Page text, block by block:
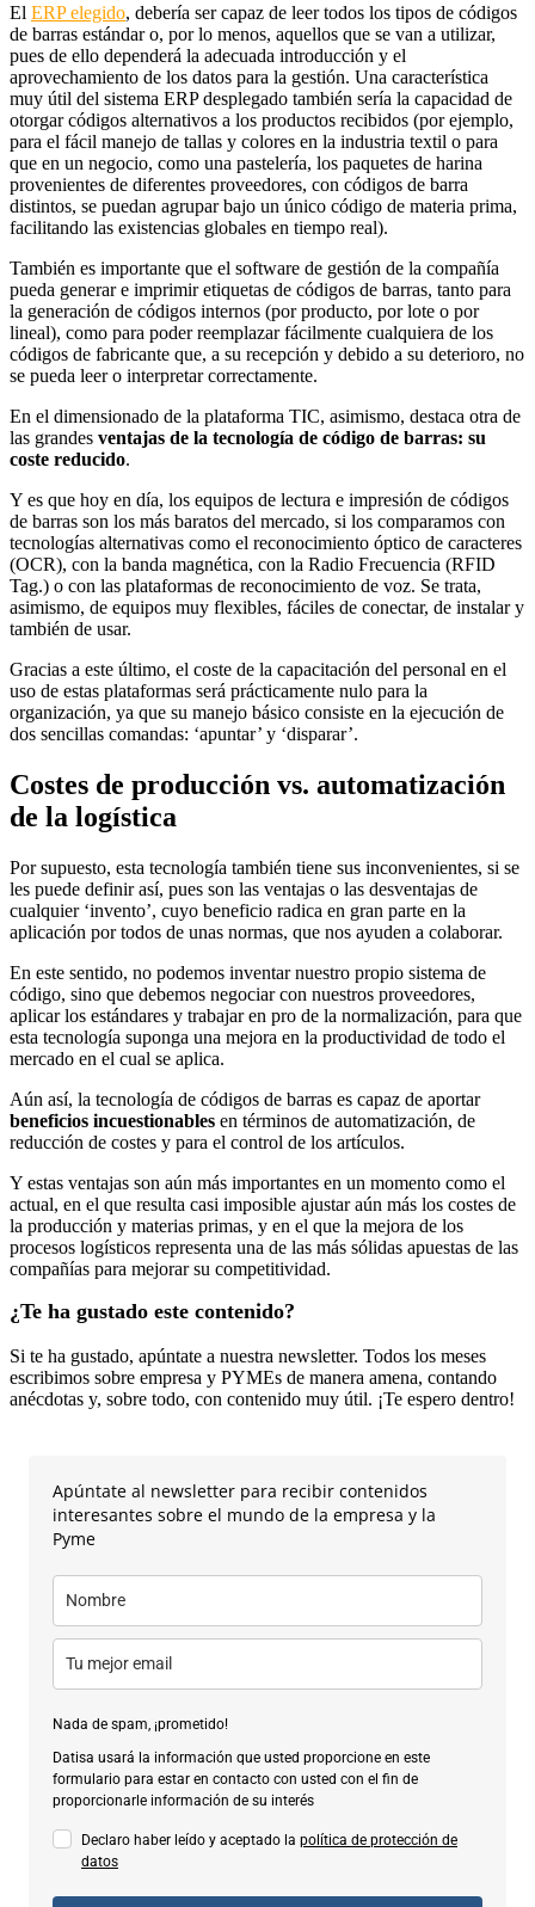
El ERP elegido, debería ser capaz de leer todos los tipos de códigos
de barras estándar o, por lo menos, aquellos que se van a utilizar,
pues de ello dependerá la adecuada introducción y el
aprovechamiento de los datos para la gestión. Una característica
muy útil del sistema ERP desplegado también sería la capacidad de
otorgar códigos alternativos a los productos recibidos (por ejemplo,
para el fácil manejo de tallas y colores en la industria textil o para
que en un negocio, como una pastelería, los paquetes de harina
provenientes de diferentes proveedores, con códigos de barra
distintos, se puedan agrupar bajo un único código de materia prima,
facilitando las existencias globales en tiempo real).
También es importante que el software de gestión de la compañía
pueda generar e imprimir etiquetas de códigos de barras, tanto para
la generación de códigos internos (por producto, por lote o por
lineal), como para poder reemplazar fácilmente cualquiera de los
códigos de fabricante que, a su recepción y debido a su deterioro, no
se pueda leer o interpretar correctamente.
En el dimensionado de la plataforma TIC, asimismo, destaca otra de
las grandes ventajas de la tecnología de código de barras: su
coste reducido.
Y es que hoy en día, los equipos de lectura e impresión de códigos
de barras son los más baratos del mercado, si los comparamos con
tecnologías alternativas como el reconocimiento óptico de caracteres
(OCR), con la banda magnética, con la Radio Frecuencia (RFID
Tag.) o con las plataformas de reconocimiento de voz. Se trata,
asimismo, de equipos muy flexibles, fáciles de conectar, de instalar y
también de usar.
Gracias a este último, el coste de la capacitación del personal en el
uso de estas plataformas será prácticamente nulo para la
organización, ya que su manejo básico consiste en la ejecución de
dos sencillas comandas: ‘apuntar’ y ‘disparar’.
Costes de producción vs. automatización
de la logística
Por supuesto, esta tecnología también tiene sus inconvenientes, si se
les puede definir así, pues son las ventajas o las desventajas de
cualquier ‘invento’, cuyo beneficio radica en gran parte en la
aplicación por todos de unas normas, que nos ayuden a colaborar.
En este sentido, no podemos inventar nuestro propio sistema de
código, sino que debemos negociar con nuestros proveedores,
aplicar los estándares y trabajar en pro de la normalización, para que
esta tecnología suponga una mejora en la productividad de todo el
mercado en el cual se aplica.
Aún así, la tecnología de códigos de barras es capaz de aportar
beneficios incuestionables en términos de automatización, de
reducción de costes y para el control de los artículos.
Y estas ventajas son aún más importantes en un momento como el
actual, en el que resulta casi imposible ajustar aún más los costes de
la producción y materias primas, y en el que la mejora de los
procesos logísticos representa una de las más sólidas apuestas de las
compañías para mejorar su competitividad.
¿Te ha gustado este contenido?
Si te ha gustado, apúntate a nuestra newsletter. Todos los meses
escribimos sobre empresa y PYMEs de manera amena, contando
anécdotas y, sobre todo, con contenido muy útil. ¡Te espero dentro!
Apúntate al newsletter para recibir contenidos
interesantes sobre el mundo de la empresa y la
Pyme
Nada de spam, ¡prometido!
Datisa usará la información que usted proporcione en este
formulario para estar en contacto con usted con el fin de
proporcionarle información de su interés
Declaro haber leído y aceptado la política de protección de
datos